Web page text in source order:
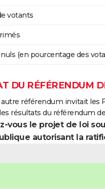
votants
nuls (en pourcentage des
DU RÉFÉRENDUM
autre référendum invitait les
résultats du référendum
vous le projet de loi
autorisant la